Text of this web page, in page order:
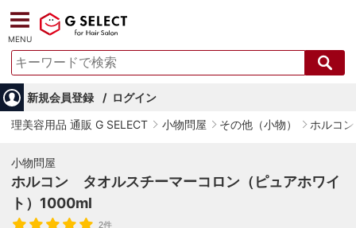
MENU
新規会員登録
ログイン
理美容用品 通販 G SELECT
小物問屋 その他（小物） ホルコ
小物問屋
ホルコン タオルスチーマーコロン（ピュアホワイ
ト）1000ml
2件